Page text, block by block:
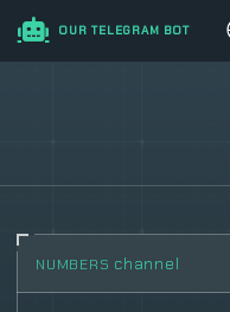
OUR TELEGRAM BOT
NUMBERS channel